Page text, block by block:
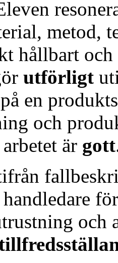
metod,
hållbart
utförligt
en
och
är gott
handledare
och